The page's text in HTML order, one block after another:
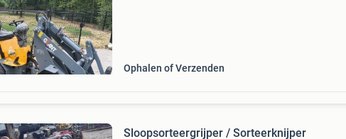
Ophalen of Verzenden
Sloopsorteergrijper / Sorteerknijper